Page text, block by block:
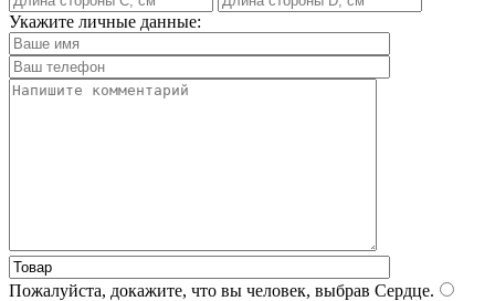
Укажите личные данные:
Пожалуйста, докажите, что вы человек, выбрав Сердце.